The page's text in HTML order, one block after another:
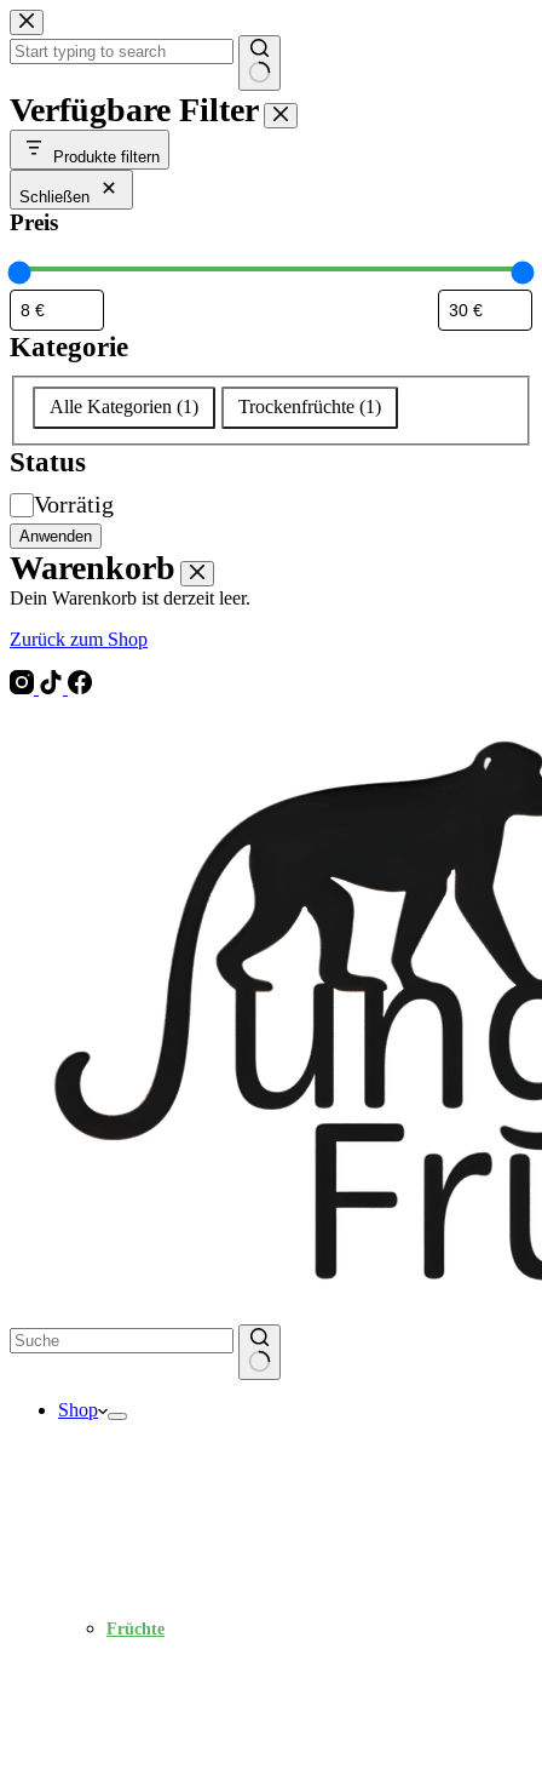
Zum
Inhalt
springen
Keine
Ergebnisse
Verfügbare Filter
Produkte filtern
Schließen
Preis
Kategorie
Kategorie
Alle Kategorien (1) Trockenfrüchte (1)
Status
Verfügbarkeit
Vorrätig
Anwenden
Warenkorb
Dein Warenkorb ist derzeit leer.
Zurück zum Shop
Ergebnisse
Shop
Früchte